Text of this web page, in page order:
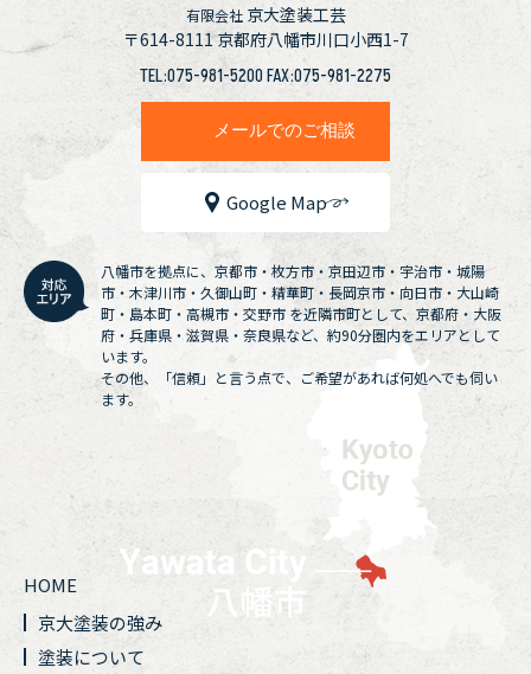
有限会社 京大塗装工芸
〒614-8111京都府八幡市川口小西1-7
TEL:075-981-5200 FAX:075-981-2275
メールでのご相談
Google Map
八幡市を拠点に、京都市・枚方市・京田辺市・宇治市・城陽
市・木津川市・久御山町・精華町・長岡京市・向日市・大山崎
町・島本町・高槻市・交野市 を近隣市町として、京都府・大阪
府・兵庫県・滋賀県・奈良県など、約90分圏内をエリアとして
います。
その他、「信頼」と言う点で、ご希望があれば何処へでも伺い
ます。
HOME
京大塗装の強み
塗装について